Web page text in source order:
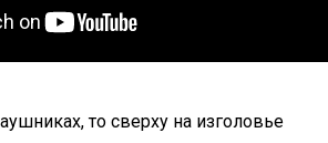
то сверху на изголовье